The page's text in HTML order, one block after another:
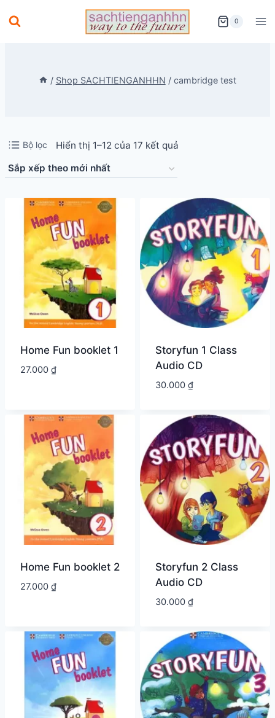
to
0
/ Shop SACHTIENGANHHN / cambridge test
Bộ lọc Hiển thị 1–12 của 17 kết quảĐã
theo
mới
nhất
Home Fun booklet 1
27.000 ₫
Storyfun 1 Class
Audio CD
30.000 ₫
Home Fun booklet 2
27.000 ₫
Storyfun 2 Class
Audio CD
30.000 ₫